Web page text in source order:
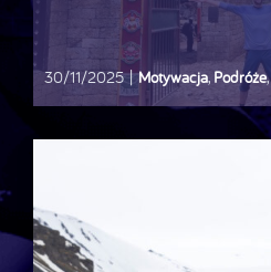
30/11/2025 | Motywacja, Podróże,